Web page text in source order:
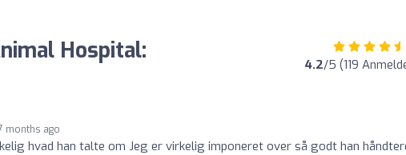
Hospital:
4.2/5 (119
months ago
hvad han talte om Jeg er virkelig imponeret over så godt han